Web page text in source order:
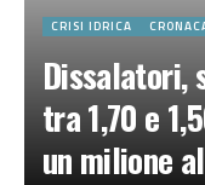
CRISI IDRICA
Dissalatori,
tra 1,70 e
un milione